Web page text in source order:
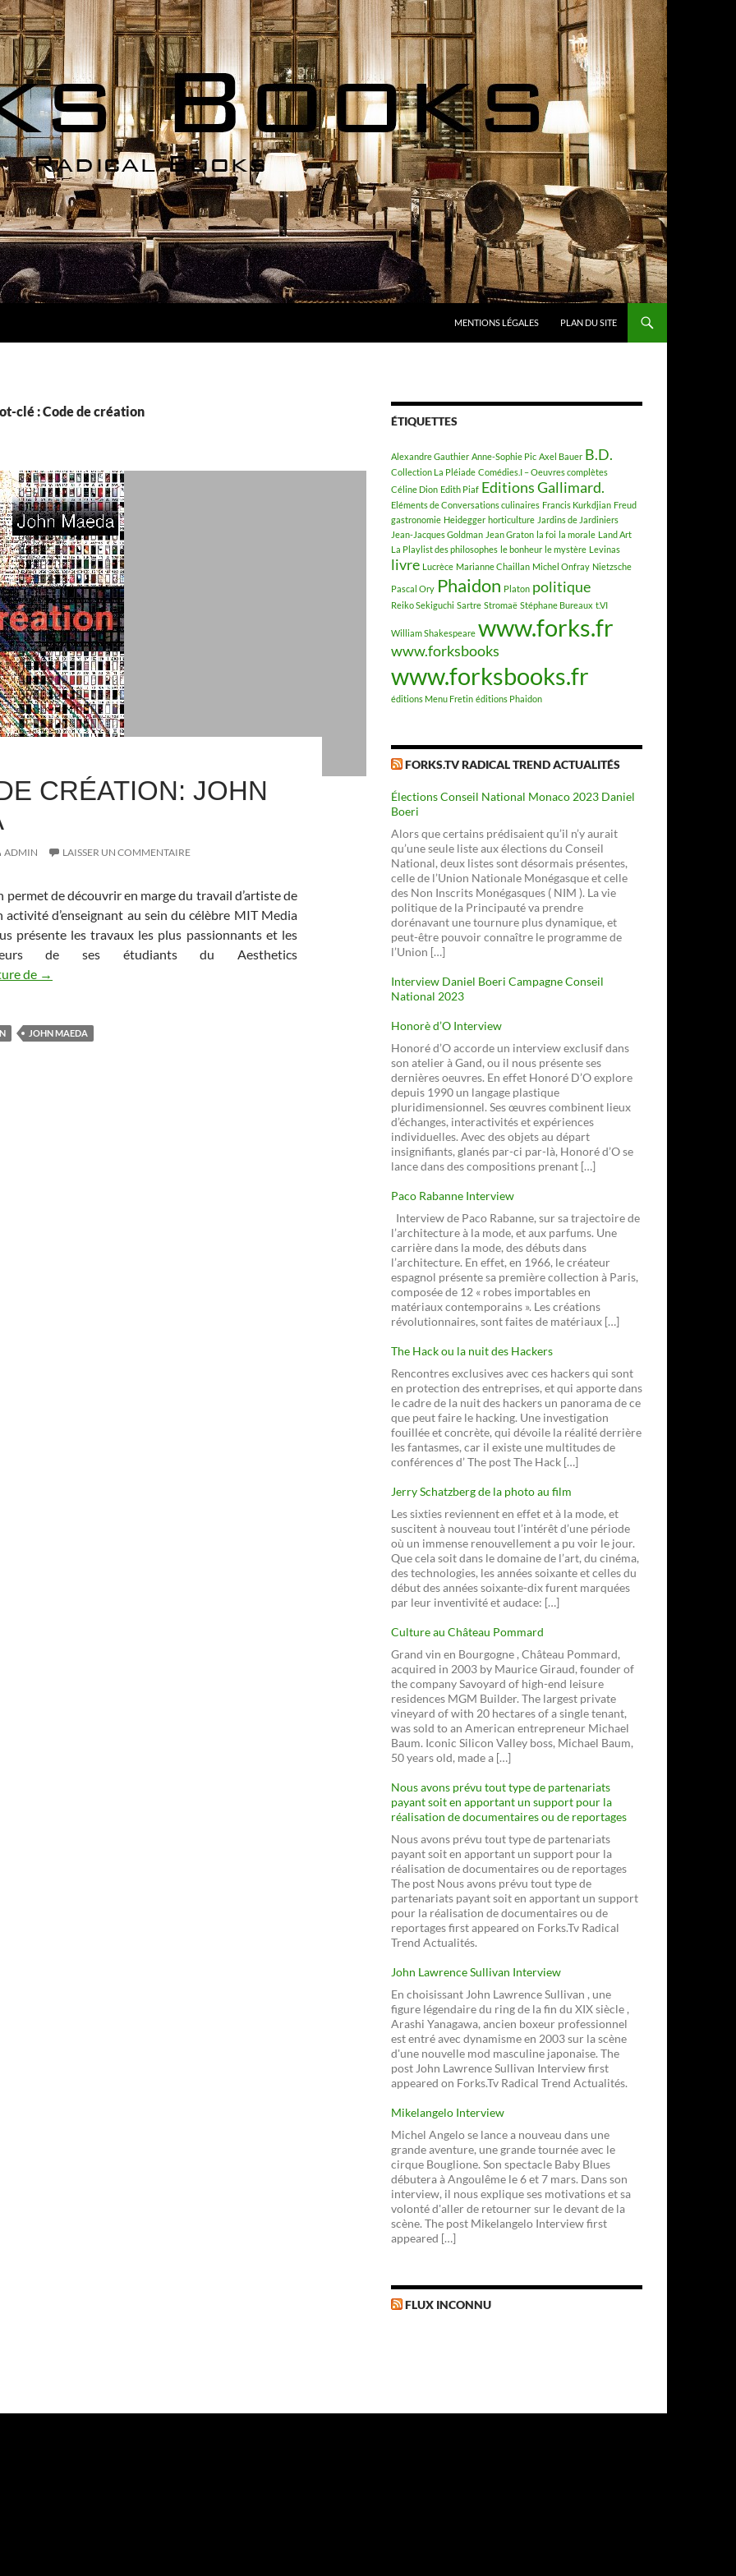
MENTIONS LÉGALES PLAN DU SITE
clé : Code de création
CRÉATION: JOHN
ADMIN LAISSER UN COMMENTAIRE
permet de découvrir en marge du travail d’artiste de
activité d’enseignant au sein du célèbre MIT Media
présente les travaux les plus passionnants et les
de ses étudiants du Aesthetics
de Code de création: John Maeda
→
JOHN MAEDA
ÉTIQUETTES
Alexandre Gauthier Anne-Sophie Pic Axel Bauer B.D.
Collection La Pléiade Comédies.I – Oeuvres complètes
Céline Dion Edith Piaf Editions Gallimard.
Eléments de Conversations culinaires Francis Kurkdjian Freud
gastronomie Heidegger horticulture Jardins de Jardiniers
Jean-Jacques Goldman Jean Graton la foi la morale Land Art
La Playlist des philosophes le bonheur le mystère Levinas
livre Lucrèce Marianne Chaillan Michel Onfray Nietzsche
Pascal Ory Phaidon Platon politique
Reiko Sekiguchi Sartre Stromaë Stéphane Bureaux t.VI
William Shakespeare www.forks.fr
www.forksbooks
www.forksbooks.fr
éditions Menu Fretin éditions Phaidon
FORKS.TV RADICAL TREND ACTUALITÉS
Élections Conseil National Monaco 2023 Daniel
Boeri
Alors que certains prédisaient qu’il n’y aurait
qu’une seule liste aux élections du Conseil
National, deux listes sont désormais présentes,
celle de l’Union Nationale Monégasque et celle
des Non Inscrits Monégasques ( NIM ). La vie
politique de la Principauté va prendre
dorénavant une tournure plus dynamique, et
peut-être pouvoir connaître le programme de
l’Union […]
Interview Daniel Boeri Campagne Conseil
National 2023
Honorè d’O Interview
Honoré d’O accorde un interview exclusif dans
son atelier à Gand, ou il nous présente ses
dernières oeuvres. En effet Honoré D’O explore
depuis 1990 un langage plastique
pluridimensionnel. Ses œuvres combinent lieux
d’échanges, interactivités et expériences
individuelles. Avec des objets au départ
insignifiants, glanés par-ci par-là, Honoré d’O se
lance dans des compositions prenant […]
Paco Rabanne Interview
Interview de Paco Rabanne, sur sa trajectoire de
l’architecture à la mode, et aux parfums. Une
carrière dans la mode, des débuts dans
l’architecture. En effet, en 1966, le créateur
espagnol présente sa première collection à Paris,
composée de 12 « robes importables en
matériaux contemporains ». Les créations
révolutionnaires, sont faites de matériaux […]
The Hack ou la nuit des Hackers
Rencontres exclusives avec ces hackers qui sont
en protection des entreprises, et qui apporte dans
le cadre de la nuit des hackers un panorama de ce
que peut faire le hacking. Une investigation
fouillée et concrète, qui dévoile la réalité derrière
les fantasmes, car il existe une multitudes de
conférences d’ The post The Hack […]
Jerry Schatzberg de la photo au film
Les sixties reviennent en effet et à la mode, et
suscitent à nouveau tout l’intérêt d’une période
où un immense renouvellement a pu voir le jour.
Que cela soit dans le domaine de l’art, du cinéma,
des technologies, les années soixante et celles du
début des années soixante-dix furent marquées
par leur inventivité et audace: […]
Culture au Château Pommard
Grand vin en Bourgogne , Château Pommard,
acquired in 2003 by Maurice Giraud, founder of
the company Savoyard of high-end leisure
residences MGM Builder. The largest private
vineyard of with 20 hectares of a single tenant,
was sold to an American entrepreneur Michael
Baum. Iconic Silicon Valley boss, Michael Baum,
50 years old, made a […]
Nous avons prévu tout type de partenariats
payant soit en apportant un support pour la
réalisation de documentaires ou de reportages
Nous avons prévu tout type de partenariats
payant soit en apportant un support pour la
réalisation de documentaires ou de reportages
The post Nous avons prévu tout type de
partenariats payant soit en apportant un support
pour la réalisation de documentaires ou de
reportages first appeared on Forks.Tv Radical
Trend Actualités.
John Lawrence Sullivan Interview
En choisissant John Lawrence Sullivan , une
figure légendaire du ring de la fin du XIX siècle ,
Arashi Yanagawa, ancien boxeur professionnel
est entré avec dynamisme en 2003 sur la scène
d'une nouvelle mod masculine japonaise. The
post John Lawrence Sullivan Interview first
appeared on Forks.Tv Radical Trend Actualités.
Mikelangelo Interview
Michel Angelo se lance a nouveau dans une
grande aventure, une grande tournée avec le
cirque Bouglione. Son spectacle Baby Blues
débutera à Angoulême le 6 et 7 mars. Dans son
interview, il nous explique ses motivations et sa
volonté d'aller de retourner sur le devant de la
scène. The post Mikelangelo Interview first
appeared […]
FLUX INCONNU